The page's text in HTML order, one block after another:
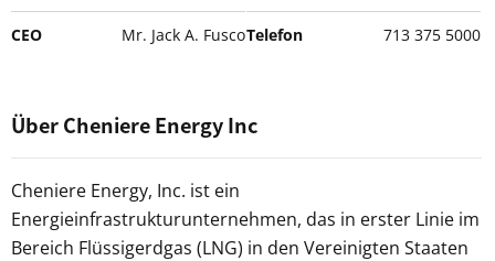
CEO Mr. Jack A. FuscoTelefon 713 375 5000
Über Cheniere Energy Inc
Cheniere Energy, Inc. ist ein
Energieinfrastrukturunternehmen, das in erster Linie im
Bereich Flüssigerdgas (LNG) in den Vereinigten Staaten